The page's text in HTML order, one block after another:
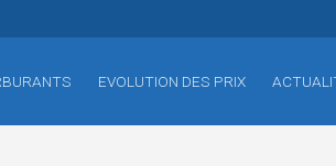
EVOLUTION DES PRIX